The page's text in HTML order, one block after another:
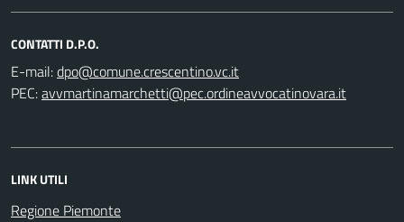
CONTATTI D.P.O.
E-mail:
PEC:
LINK UTILI
Regione Piemonte